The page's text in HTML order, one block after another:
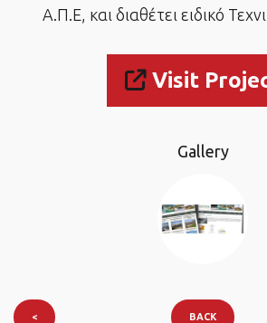
Α.Π.Ε, και διαθέτει ειδικό
Visit
Gallery
< BACK